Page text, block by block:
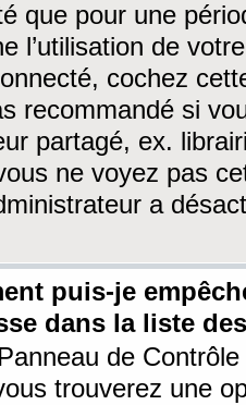
que pour une
l’utilisation de
cochez
recommandé si
partagé, ex.
ne voyez pas
a
puis-je
dans la liste
de
trouverez une